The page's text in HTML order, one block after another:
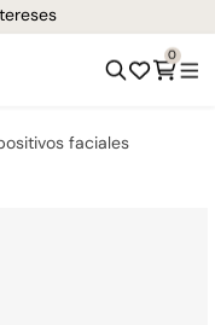
todo el país!
0
faciales